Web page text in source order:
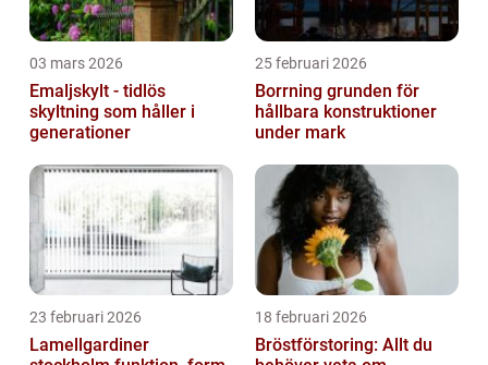
03 mars 2026
Emaljskylt - tidlös
skyltning som håller i
generationer
25 februari 2026
Borrning grunden för
hållbara konstruktioner
under mark
23 februari 2026
Lamellgardiner
18 februari 2026
Bröstförstoring: Allt du